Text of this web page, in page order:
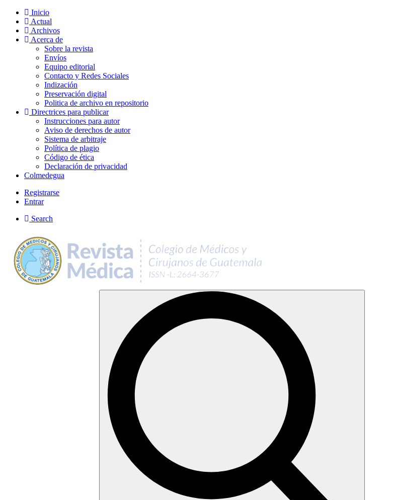
Inicio
Actual
Archivos
Acerca de
Sobre la revista
Envíos
Equipo editorial
Contacto y Redes Sociales
Indización
Preservación digital
Politica de archivo en repositorio
Directrices para publicar
Instrucciones para autor
Aviso de derechos de autor
Sistema de arbitraje
Política de plagio
Código de ética
Declaración de privacidad
Colmedegua
Registrarse
Entrar
Search